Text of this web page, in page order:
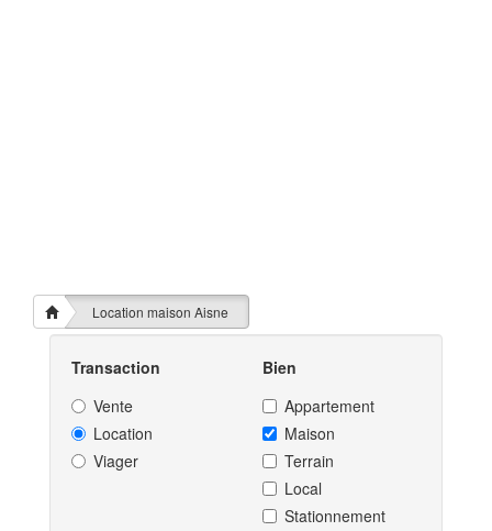
Location maison Aisne
Transaction
Vente
Location
Viager
Bien
Appartement
Maison
Terrain
Local
Stationnement